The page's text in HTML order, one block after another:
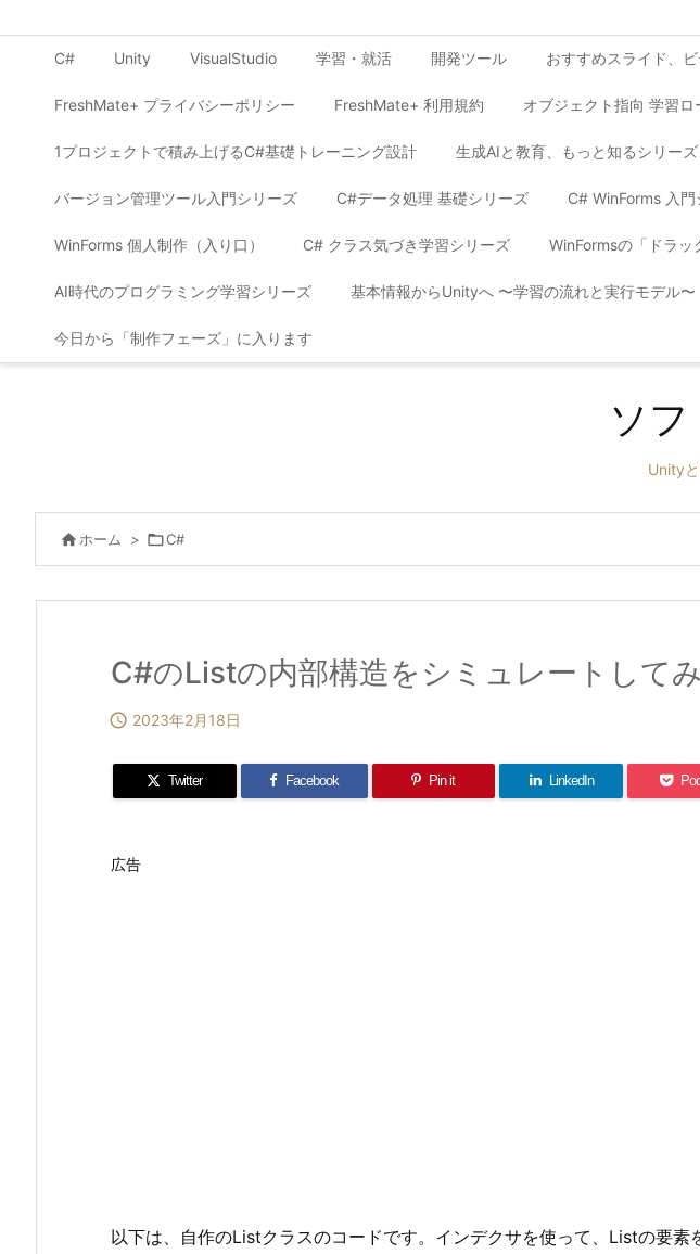
C# Unity VisualStudio 学習・就活 開発ツール おすすめスライド、
FreshMate+ プライバシーポリシー FreshMate+ 利用規約 オブジェクト指向 学習ロ
1プロジェクトで積み上げるC#基礎トレーニング設計 生成AIと教育、もっと知るシリーズ
バージョン管理ツール入門シリーズ C#データ処理 基礎シリーズ C# WinForms 入門
WinForms 個人制作（入り口） C# クラス気づき学習シリーズ WinFormsの「ドラッ
AI時代のプログラミング学習シリーズ 基本情報からUnityへ 〜学習の流れと実行モデル〜
今日から「制作フェーズ」に入ります
ソ
Unity
 ホーム > C#
C#のListの内部構造をシミュレートして
 2023年2月18日
Twitter Facebook Pin it LinkedIn
広告
以下は、自作のListクラスのコードです。インデクサを使って、Listの要素